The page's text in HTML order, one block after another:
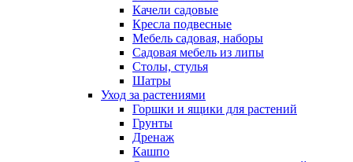
Качели садовые
Кресла подвесные
Мебель садовая, наборы
Садовая мебель из липы
Столы, стулья
Шатры
Уход за растениями
Горшки и ящики для растений
Грунты
Дренаж
Кашпо